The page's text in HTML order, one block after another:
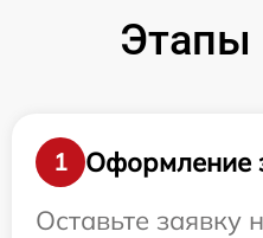
Этапы
1
Оформление
Оставьте заявку